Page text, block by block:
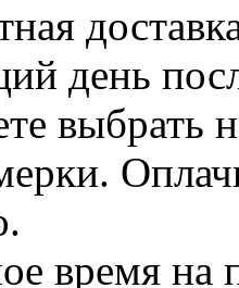
день
выбрать
время на